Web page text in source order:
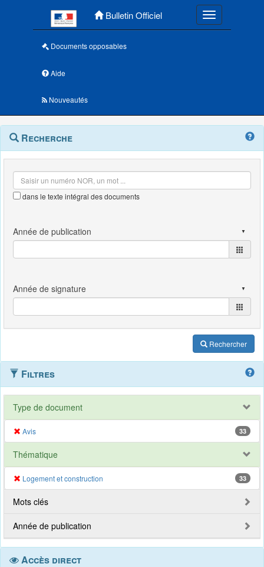
Bulletin Officiel Toggle
Documents opposables
Aide
Nouveautés
Navigation
outils
Menu
contextuel
Recherche
dans le texte intégral des documents
Rechercher
Filtres
Type de document
Avis 33
Thématique
Logement et construction 33
Mots clés
Année de publication
Accès direct